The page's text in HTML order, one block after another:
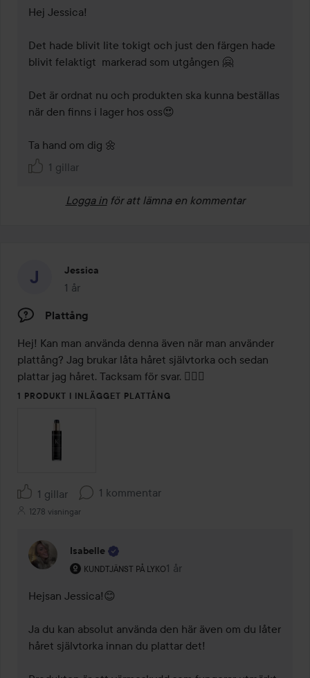
Hej Jessica!
Det hade blivit lite tokigt och just den färgen hade
blivit felaktigt  markerad som utgången 🤗
Det är ordnat nu och produkten ska kunna beställas
när den finns i lager hos oss😍
Ta hand om dig 🌼
1 gillar
Logga in för att lämna en kommentar
Jessica
1 år
Inlägget skapades 1 år
Plattång
Hej! Kan man använda denna även när man använder
plattång? Jag brukar låta håret självtorka och sedan
plattar jag håret. Tacksam för svar. 👱🏼‍♀️
1 PRODUKT I INLÄGGET PLATTÅNG
1 gillar 1 kommentar
1278 visningar
Isabelle
KUNDTJÄNST PÅ LYKO
Användarens roll: Kundtjänst på Lyko.
1 år
Kommentaren lades 1 år
Hejsan Jessica!😊
Ja du kan absolut använda den här även om du låter
håret självtorka innan du plattar det!